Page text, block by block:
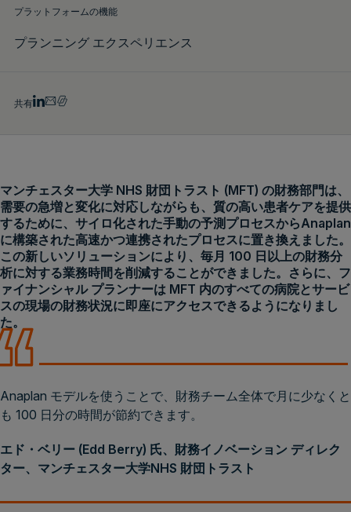
プラットフォームの機能
プランニング エクスペリエンス
共有
マンチェスター大学 NHS 財団トラスト (MFT) の財務部門は、
需要の急増と変化に対応しながらも、質の高い患者ケアを提供
するために、サイロ化された手動の予測プロセスからAnaplan
に構築された高速かつ連携されたプロセスに置き換えました。
この新しいソリューションにより、毎月 100 日以上の財務分
析に対する業務時間を削減することができました。さらに、フ
ァイナンシャル プランナーは MFT 内のすべての病院とサービ
スの現場の財務状況に即座にアクセスできるようになりまし
た。
Anaplan モデルを使うことで、財務チーム全体で月に少なくと
も 100 日分の時間が節約できます。
エド・ベリー (Edd Berry) 氏、財務イノベーション ディレク
ター、マンチェスター大学NHS 財団トラスト